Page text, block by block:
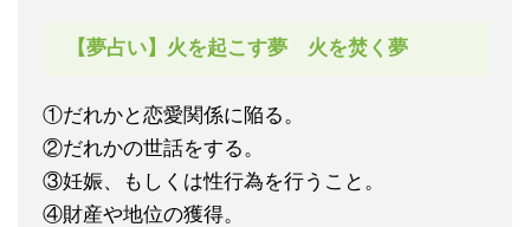
【夢占い】火を起こす夢 火を焚く夢
①だれかと恋愛関係に陥る。
②だれかの世話をする。
③妊娠、もしくは性行為を行うこと。
④財産や地位の獲得。